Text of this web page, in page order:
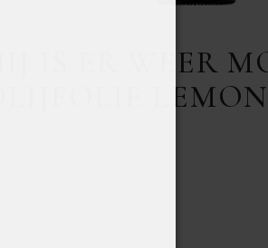
HIJ IS ER WEER
OLIJFOLIE LEMON